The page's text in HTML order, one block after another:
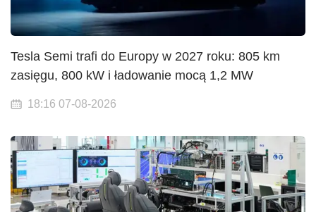
Tesla Semi trafi do Europy w 2027 roku: 805 km
zasięgu, 800 kW i ładowanie mocą 1,2 MW
18:16 07-08-2026